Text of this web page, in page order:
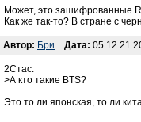
Может, это зашифрованные
Как же так-то? В стране с
Автор: Бри Дата: 05.12.21
2Стас:
>А кто такие BTS?
Это то ли японская, то ли